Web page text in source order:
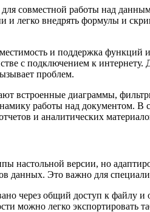
совместной работы над
и легко внедрять формулы и
и поддержка
с подключением к
проблем.
встроенные диаграммы,
работы над документом.
и аналитических
настольной версии, но
данных. Это важно для
через общий доступ к файлу
можно легко экспортировать